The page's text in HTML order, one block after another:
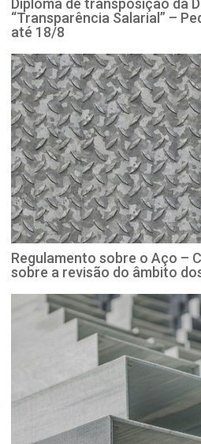
Diploma de transposição da
“Transparência Salarial” –
até 18/8
Regulamento sobre o Aço –
sobre a revisão do âmbito